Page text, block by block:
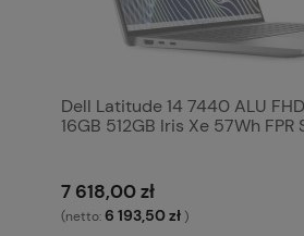
Dell Latitude 14 7440 ALU
16GB 512GB Iris Xe 57Wh FPR
7 618,00 zł
(netto:6 193,50 zł )